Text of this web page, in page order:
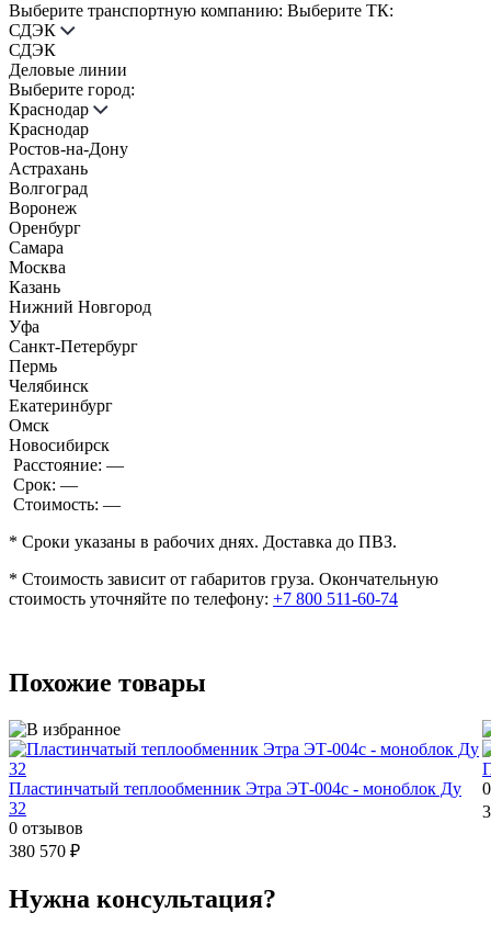
Выберите транспортную компанию: Выберите ТК:
СДЭК
СДЭК
Деловые линии
Выберите город:
Краснодар
Краснодар
Ростов-на-Дону
Астрахань
Волгоград
Воронеж
Оренбург
Самара
Москва
Казань
Нижний Новгород
Уфа
Санкт-Петербург
Пермь
Челябинск
Екатеринбург
Омск
Новосибирск
Расстояние: —
Срок: —
Стоимость: —
* Сроки указаны в рабочих днях. Доставка до ПВЗ.
* Стоимость зависит от габаритов груза. Окончательную
стоимость уточняйте по телефону: +7 800 511-60-74
Похожие товары
Пластинчатый теплообменник Этра ЭТ-004c - моноблок Ду
32
0 отзывов
380 570 ₽
Нужна консультация?